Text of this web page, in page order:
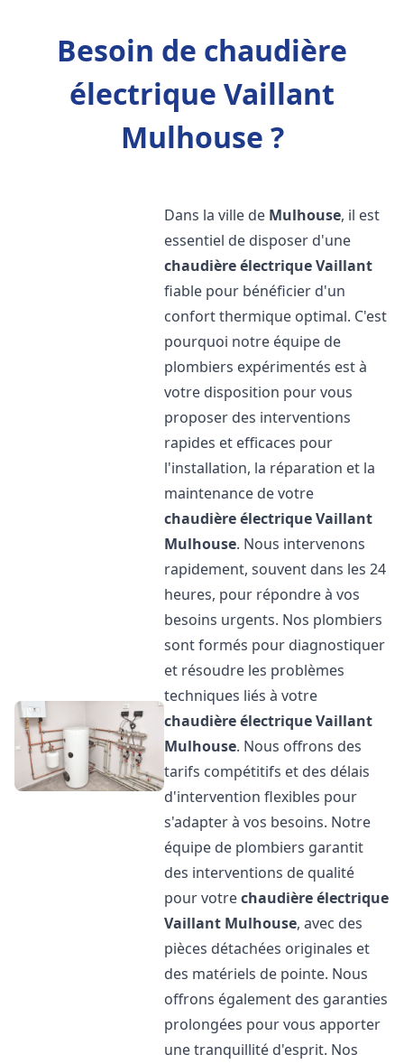
Besoin de chaudière
électrique Vaillant
Mulhouse ?
Dans la ville de Mulhouse, il est
essentiel de disposer d'une
chaudière électrique Vaillant
fiable pour bénéficier d'un
confort thermique optimal. C'est
pourquoi notre équipe de
plombiers expérimentés est à
votre disposition pour vous
proposer des interventions
rapides et efficaces pour
l'installation, la réparation et la
maintenance de votre
chaudière électrique Vaillant
Mulhouse. Nous intervenons
rapidement, souvent dans les 24
heures, pour répondre à vos
besoins urgents. Nos plombiers
sont formés pour diagnostiquer
et résoudre les problèmes
techniques liés à votre
chaudière électrique Vaillant
Mulhouse. Nous offrons des
tarifs compétitifs et des délais
d'intervention flexibles pour
s'adapter à vos besoins. Notre
équipe de plombiers garantit
des interventions de qualité
pour votrechaudière électrique
Vaillant Mulhouse, avec des
pièces détachées originales et
des matériels de pointe. Nous
offrons également des garanties
prolongées pour vous apporter
une tranquillité d'esprit. Nos